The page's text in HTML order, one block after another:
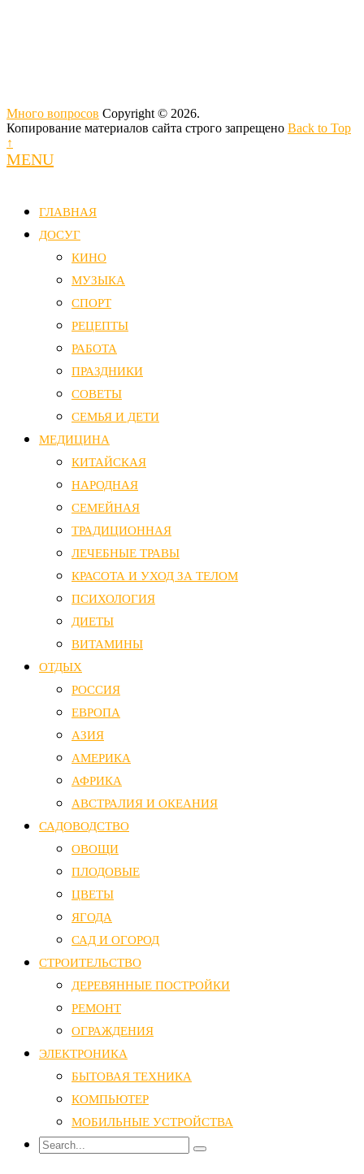
Много вопросов Copyright © 2026.
Копирование материалов сайта строго запрещено Back to Top
↑
MENU
ГЛАВНАЯ
ДОСУГ
КИНО
МУЗЫКА
СПОРТ
РЕЦЕПТЫ
РАБОТА
ПРАЗДНИКИ
СОВЕТЫ
СЕМЬЯ И ДЕТИ
МЕДИЦИНА
КИТАЙСКАЯ
НАРОДНАЯ
СЕМЕЙНАЯ
ТРАДИЦИОННАЯ
ЛЕЧЕБНЫЕ ТРАВЫ
КРАСОТА И УХОД ЗА ТЕЛОМ
ПСИХОЛОГИЯ
ДИЕТЫ
ВИТАМИНЫ
ОТДЫХ
РОССИЯ
ЕВРОПА
АЗИЯ
АМЕРИКА
АФРИКА
АВСТРАЛИЯ И ОКЕАНИЯ
САДОВОДСТВО
ОВОЩИ
ПЛОДОВЫЕ
ЦВЕТЫ
ЯГОДА
САД И ОГОРОД
СТРОИТЕЛЬСТВО
ДЕРЕВЯННЫЕ ПОСТРОЙКИ
РЕМОНТ
ОГРАЖДЕНИЯ
ЭЛЕКТРОНИКА
БЫТОВАЯ ТЕХНИКА
КОМПЬЮТЕР
МОБИЛЬНЫЕ УСТРОЙСТВА